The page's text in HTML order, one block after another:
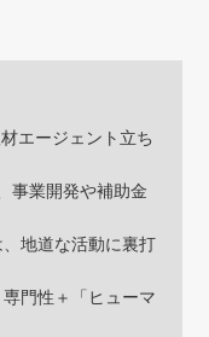
エージェント立ち
事業開発や補助金
地道な活動に裏打
門性＋「ヒューマ